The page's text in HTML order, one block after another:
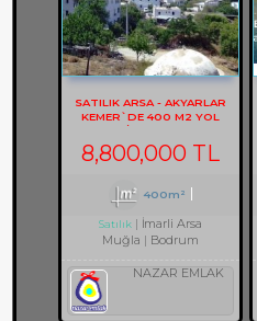
SATILIK ARSA - AKYARLAR
KEMER`DE 400 M2 YOL
CEPHELİ ARSA REF-2157
8,800,000 TL
400m²
Satılık
İmarli Arsa
Muğla
Bodrum
NAZAR EMLAK